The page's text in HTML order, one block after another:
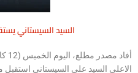
السيد السيستاني
الاعلى السيد علي السيستاني استقبل